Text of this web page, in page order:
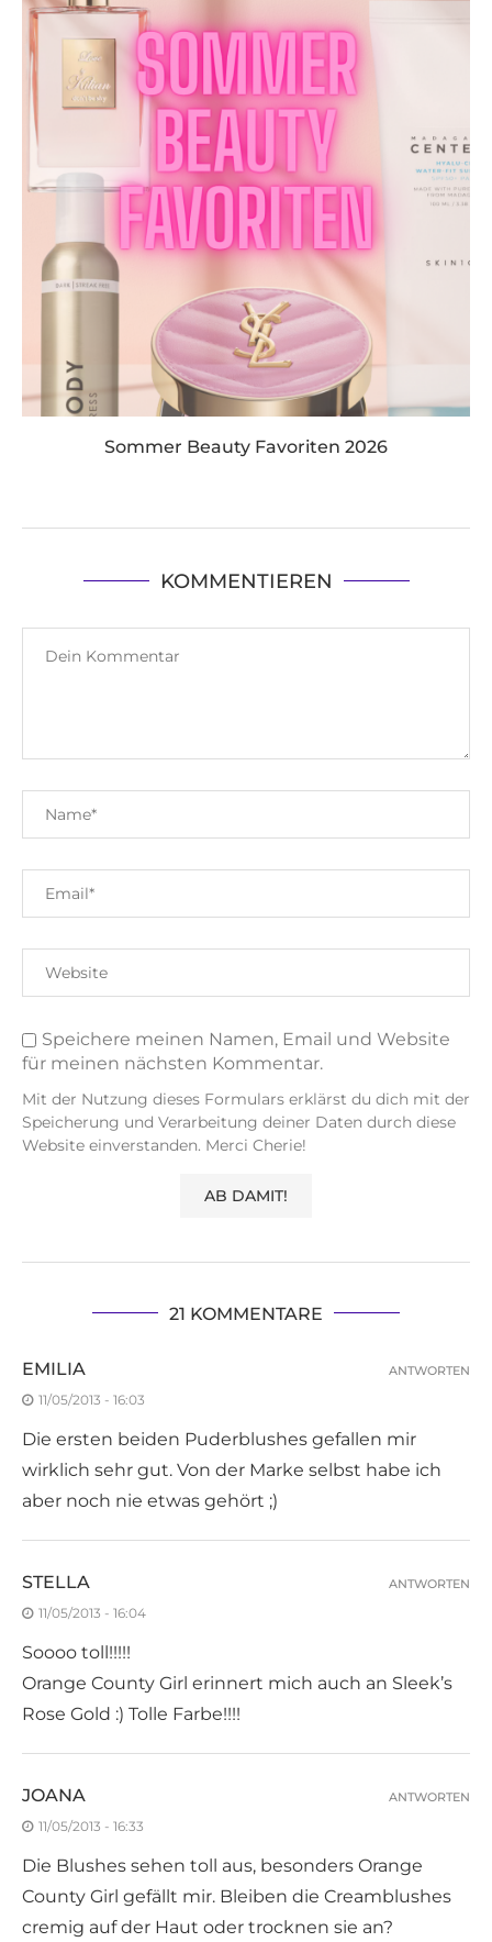
Sommer Beauty Favoriten 2026
KOMMENTIEREN
Speichere meinen Namen, Email und Website
für meinen nächsten Kommentar.
Mit der Nutzung dieses Formulars erklärst du dich mit der
Speicherung und Verarbeitung deiner Daten durch diese
Website einverstanden. Merci Cherie!
21 KOMMENTARE
EMILIA
11/05/2013 - 16:03
Die ersten beiden Puderblushes gefallen mir
wirklich sehr gut. Von der Marke selbst habe ich
aber noch nie etwas gehört ;)
ANTWORTEN
STELLA
11/05/2013 - 16:04
Soooo toll!!!!!
Orange County Girl erinnert mich auch an Sleek’s
Rose Gold :) Tolle Farbe!!!!
ANTWORTEN
JOANA
11/05/2013 - 16:33
Die Blushes sehen toll aus, besonders Orange
County Girl gefällt mir. Bleiben die Creamblushes
cremig auf der Haut oder trocknen sie an?
ANTWORTEN